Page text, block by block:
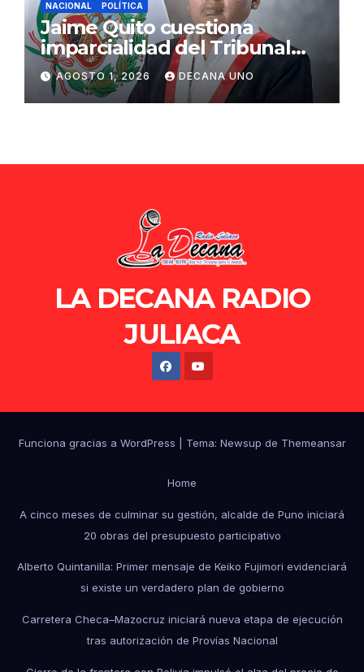
NACIONAL POLÍTICA
Jaime Quito cuestiona
imparcialidad del Tribunal
Constitucional tras liberación
de Ollanta Humala
AGOSTO 1, 2026 DECANA UNO
LA DECANA RADIO
JULIACA
Funciona gracias a WordPress Tema: Newsup de Themeansar
Home
A cinco meses de culminar su gestión, alcalde de Puno iniciará
20 obras del presupuesto participativo
Alberto Quintanilla: Primer mensaje de Keiko Fujimori evidenciará
si existe un verdadero plan de gobierno
Carretera Checa–Mazocruz iniciará nueva etapa de ejecución
tras autorización de Provías Nacional